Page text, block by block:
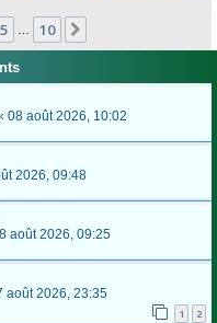
5 10
08 août 2026, 10:02
2026, 09:48
août 2026, 09:25
août 2026, 23:35
1 2